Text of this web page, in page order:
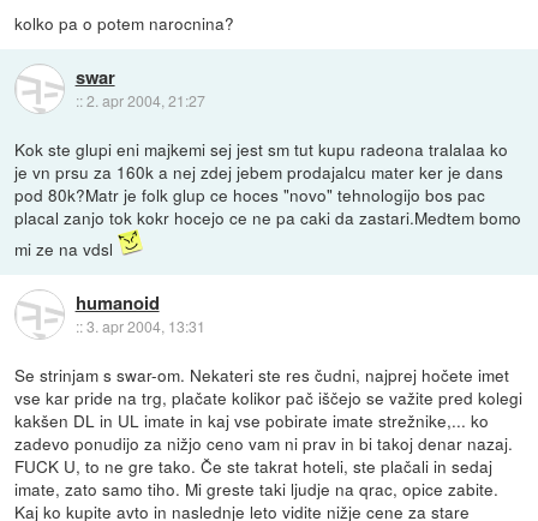
kolko pa o potem narocnina?
swar
::2. apr 2004, 21:27
Kok ste glupi eni majkemi sej jest sm tut kupu radeona tralalaa ko
je vn prsu za 160k a nej zdej jebem prodajalcu mater ker je dans
pod 80k?Matr je folk glup ce hoces "novo" tehnologijo bos pac
placal zanjo tok kokr hocejo ce ne pa caki da zastari.Medtem bomo
mi ze na vdsl
humanoid
::3. apr 2004, 13:31
Se strinjam s swar-om. Nekateri ste res čudni, najprej hočete imet
vse kar pride na trg, plačate kolikor pač iščejo se važite pred kolegi
kakšen DL in UL imate in kaj vse pobirate imate strežnike,... ko
zadevo ponudijo za nižjo ceno vam ni prav in bi takoj denar nazaj.
FUCK U, to ne gre tako. Če ste takrat hoteli, ste plačali in sedaj
imate, zato samo tiho. Mi greste taki ljudje na qrac, opice zabite.
Kaj ko kupite avto in naslednje leto vidite nižje cene za stare